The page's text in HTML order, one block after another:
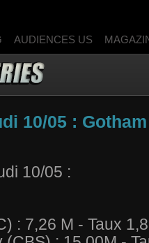
AUDIENCES US
10/05 :
10/05 :
: 7,26 M - Taux 1,8